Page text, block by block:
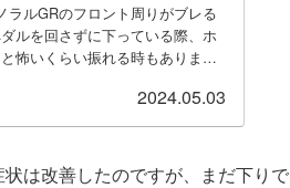
ラルGRのフロント周りがブレる
ルを回さずに下っている際、ホ
怖いくらい振れる時もあります
2024.05.03
は改善したのですが、まだ下りで